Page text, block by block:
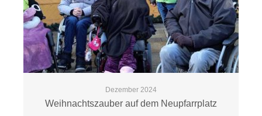
Dezember 2024
Weihnachtszauber auf dem Neupfarrplatz